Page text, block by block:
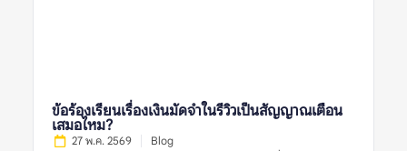
น. ต้องลดเสียง” “บ้านอยู่ติดถนนจึงได้ยินเสียงรถ” หรือ “เพื่อน
บ้านร้องเรียนเมื่อเปิดเพลงดัง” รายละเอียดเหล่านี้ช่วยให้ผู้อ่าน
ประเมินได้ว่าปัญหานั้นเกี่ยวข้องกับทริปของตนหรือไม่ ทำไมข้อร้อง
ข้อร้องเรียนเรื่องเงินมัดจำในรีวิวเป็นสัญญาณเตือน
เสมอไหม?
27 พ.ค. 2569 Blog